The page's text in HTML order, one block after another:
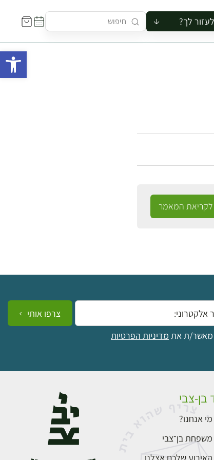
לך?
לקריאת המאמר
מאשר/ת את מדיניות הפרטיות
צרפו אותי
בן-צבי
מי אנחנו?
משפחת בן־צבי